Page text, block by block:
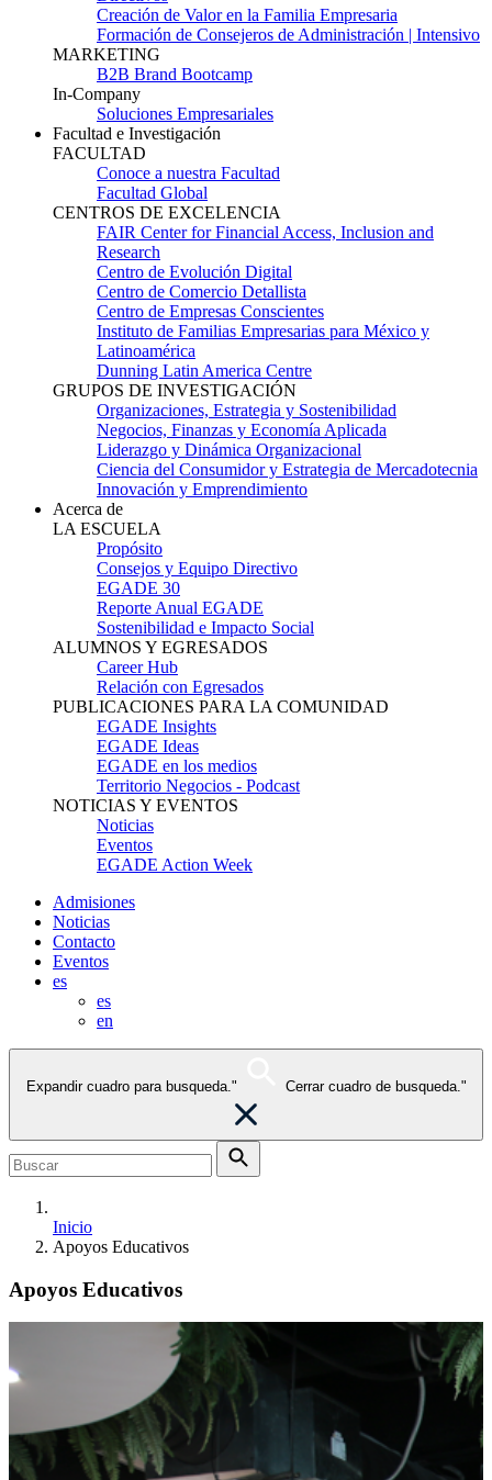
Creación de Valor en la Familia Empresaria
Formación de Consejeros de Administración | Intensivo
MARKETING
B2B Brand Bootcamp
In-Company
Soluciones Empresariales
Facultad e Investigación
FACULTAD
Conoce a nuestra Facultad
Facultad Global
CENTROS DE EXCELENCIA
FAIR Center for Financial Access, Inclusion and
Research
Centro de Evolución Digital
Centro de Comercio Detallista
Centro de Empresas Conscientes
Instituto de Familias Empresarias para México y
Latinoamérica
Dunning Latin America Centre
GRUPOS DE INVESTIGACIÓN
Organizaciones, Estrategia y Sostenibilidad
Negocios, Finanzas y Economía Aplicada
Liderazgo y Dinámica Organizacional
Ciencia del Consumidor y Estrategia de Mercadotecnia
Innovación y Emprendimiento
Acerca de
LA ESCUELA
Propósito
Consejos y Equipo Directivo
EGADE 30
Reporte Anual EGADE
Sostenibilidad e Impacto Social
ALUMNOS Y EGRESADOS
Career Hub
Relación con Egresados
PUBLICACIONES PARA LA COMUNIDAD
EGADE Insights
EGADE Ideas
EGADE en los medios
Territorio Negocios - Podcast
NOTICIAS Y EVENTOS
Noticias
Eventos
EGADE Action Week
Admisiones
Noticias
Contacto
Eventos
es
es
en
Expandir cuadro para busqueda." Cerrar cuadro de busqueda."
Inicio
Apoyos Educativos
Apoyos Educativos